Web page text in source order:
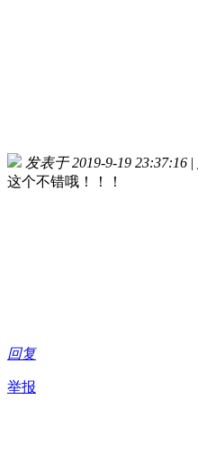
发表于 2019-9-19 23:37:16 |
这个不错哦！！！
回复
举报